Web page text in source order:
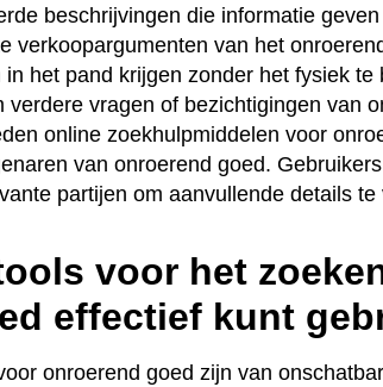
beschrijvingen die informatie
verkoopargumenten van het
het pand krijgen zonder het fysiek te
verdere vragen of bezichtigingen van
online zoekhulpmiddelen voor
van onroerend goed.
partijen om aanvullende details
voor het
effectief kunt
onroerend goed zijn van